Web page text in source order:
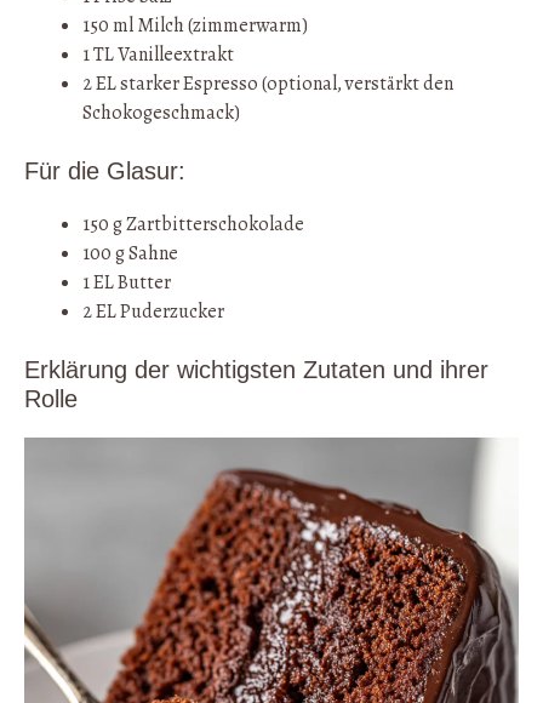
150 ml Milch (zimmerwarm)
1 TL Vanilleextrakt
2 EL starker Espresso (optional, verstärkt den
Schokogeschmack)
Für die Glasur:
150 g Zartbitterschokolade
100 g Sahne
1 EL Butter
2 EL Puderzucker
Erklärung der wichtigsten Zutaten und ihrer
Rolle